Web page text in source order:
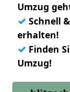
Umzug
✓ Schnell
erhalten!
✓ Finden
Umzug!